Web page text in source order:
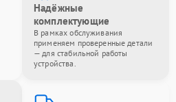
Надёжные
комплектующие
В рамках обслуживания
применяем проверенные детали
— для стабильной работы
устройства.